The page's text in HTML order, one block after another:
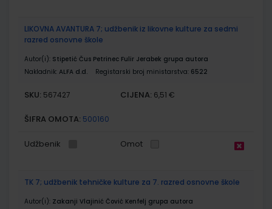
LIKOVNA AVANTURA 7; udžbenik iz likovne kulture za sedmi
razred osnovne škole
Autor(i): Stipetić Čus Petrinec Fulir Jerabek grupa autora
Nakladnik: ALFA d.d. Registarski broj ministarstva: 6522
SKU: 567427 CIJENA: 6,51 €
ŠIFRA OMOTA: 500160
Udžbenik Omot
TK 7; udžbenik tehničke kulture za 7. razred osnovne škole
Autor(i): Zakanji Vlajinić Čović Kenfelj grupa autora